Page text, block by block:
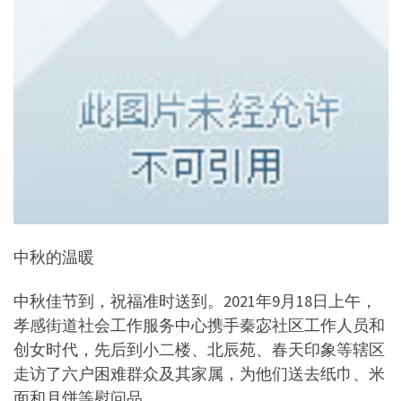
中秋的温暖
中秋佳节到，祝福准时送到。2021年9月18日上午，
孝感街道社会工作服务中心携手秦宓社区工作人员和
创女时代，先后到小二楼、北辰苑、春天印象等辖区
走访了六户困难群众及其家属，为他们送去纸巾、米